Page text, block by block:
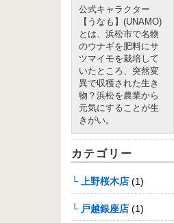
公式キャラクター
【うなも】(UNAMO)
とは、浜松市で名物
のウナギを肥料にサ
ツマイモを栽培して
いたところ、突然変
異で収穫された生き
物？浜松を農業から
元気にすることが生
きがい。
カテゴリー
└ 上野桜木店 (1)
└ 戸越銀座店 (1)